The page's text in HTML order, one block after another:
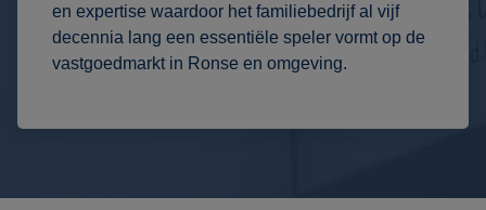
en expertise waardoor het familiebedrijf al vijf
decennia lang een essentiële speler vormt op de
vastgoedmarkt in Ronse en omgeving.